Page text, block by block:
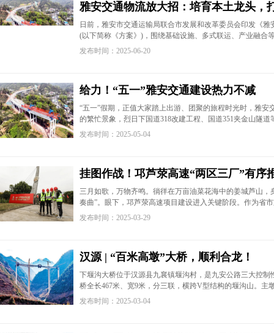
雅安交通物流放大招：培育本土龙头，
日前，雅安市交通运输局联合市发展和改革委员会印发《
(以下简称《方案》)，围绕基础设施、多式联运、产业融合
发布时间：2025-06-20
给力！“五一”雅安交通建设热力不减
“五一”假期，正值大家踏上出游、团聚的旅程时光时，雅
的繁忙景象，烈日下国道318改建工程、国道351夹金山隧
发布时间：2025-05-04
挂图作战！邛芦荥高速“两区三厂”有序
三月如歌，万物齐鸣。徜徉在万亩油菜花海中的姜城芦山，
奏曲”。眼下，邛芦荥高速项目建设进入关键阶段。作为省
发布时间：2025-03-29
汉源 | “百米高墩”大桥，顺利合龙！
下堰沟大桥位于汉源县九襄镇堰沟村，是九安公路三大控
桥全长467米、宽9米，分三联，横跨V型结构的堰沟山。主
发布时间：2025-03-04